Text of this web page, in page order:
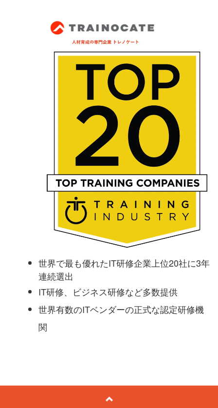
世界で最も優れたIT研修企業上位20社に3年
連続選出
IT研修、ビジネス研修など多数提供
世界有数のITベンダーの正式な認定研修機
関